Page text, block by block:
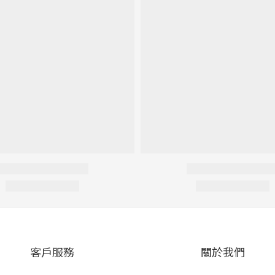
客戶服務 關於我們